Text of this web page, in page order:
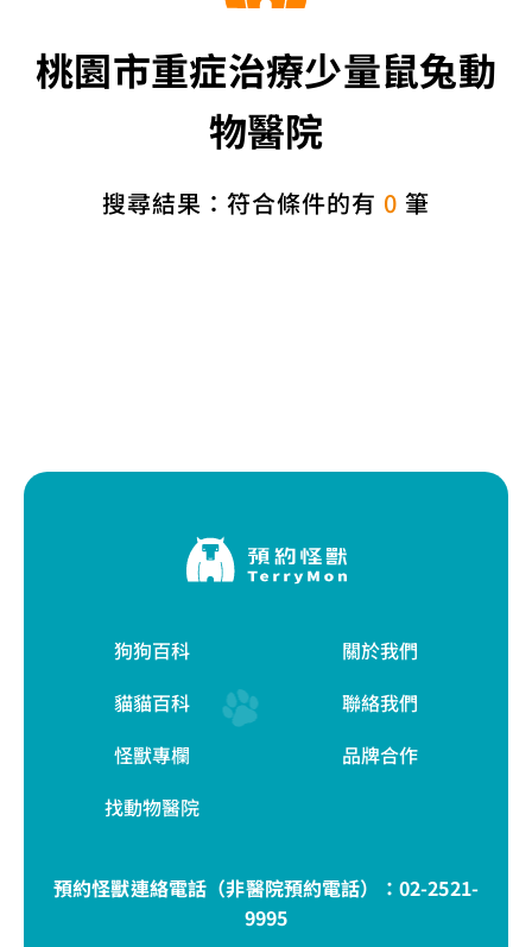
桃園市重症治療少量鼠兔動
物醫院
搜尋結果：符合條件的有 0 筆
狗狗百科
貓貓百科
怪獸專欄
找動物醫院
關於我們
聯絡我們
品牌合作
預約怪獸連絡電話（非醫院預約電話）： 02-2521-
9995